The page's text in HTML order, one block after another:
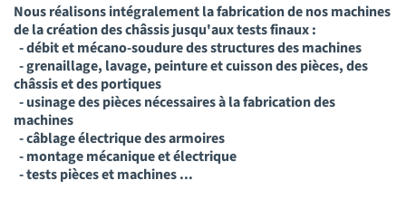
Nous réalisons intégralement la fabrication de nos machines
de la création des châssis jusqu'aux tests finaux :
- débit et mécano-soudure des structures des machines
- grenaillage, lavage, peinture et cuisson des pièces, des
châssis et des portiques
- usinage des pièces nécessaires à la fabrication des
machines
- câblage électrique des armoires
- montage mécanique et électrique
- tests pièces et machines ...